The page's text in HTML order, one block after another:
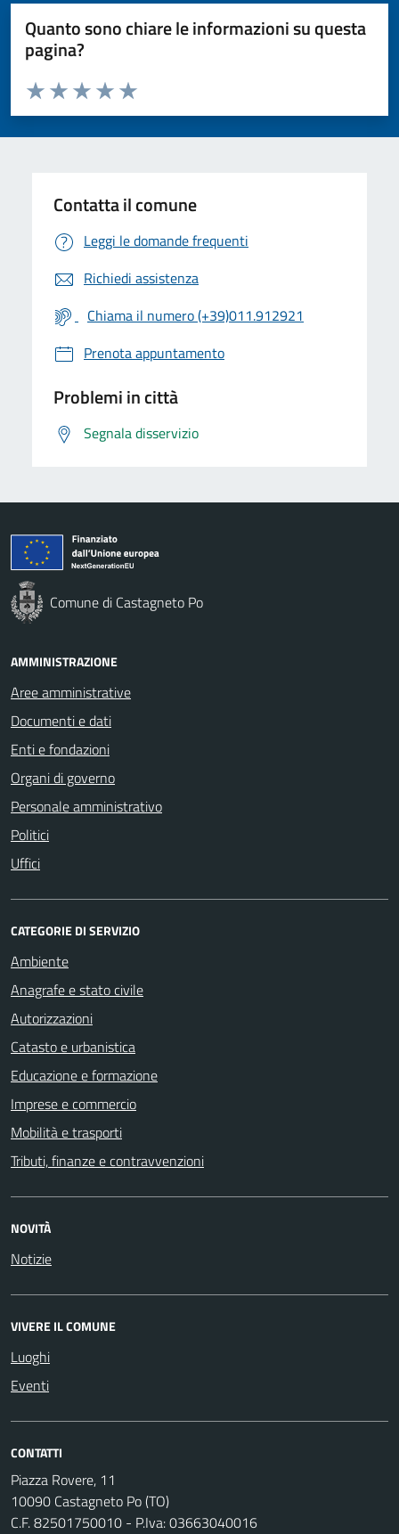
Quanto sono chiare le informazioni su questa
pagina?
Valuta da 1 a 5 stelle la pagina
Valuta 5 stelle su 5
Valuta 4 stelle su 5
Valuta 3 stelle su 5
Valuta 2 stelle su 5
Valuta 1 stelle su 5
Contatta il comune
Leggi le domande frequenti
Richiedi assistenza
Chiama il numero (+39)011.912921
Prenota appuntamento
Problemi in città
Segnala disservizio
Comune di Castagneto Po
AMMINISTRAZIONE
Aree amministrative
Documenti e dati
Enti e fondazioni
Organi di governo
Personale amministrativo
Politici
Uffici
CATEGORIE DI SERVIZIO
Ambiente
Anagrafe e stato civile
Autorizzazioni
Catasto e urbanistica
Educazione e formazione
Imprese e commercio
Mobilità e trasporti
Tributi, finanze e contravvenzioni
NOVITÀ
Notizie
VIVERE IL COMUNE
Luoghi
Eventi
CONTATTI
Piazza Rovere, 11
10090 Castagneto Po (TO)
C.F. 82501750010 - P.Iva: 03663040016